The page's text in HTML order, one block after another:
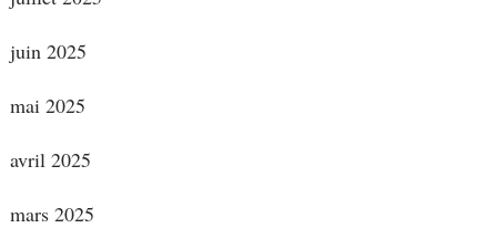
juin 2025
mai 2025
avril 2025
mars 2025